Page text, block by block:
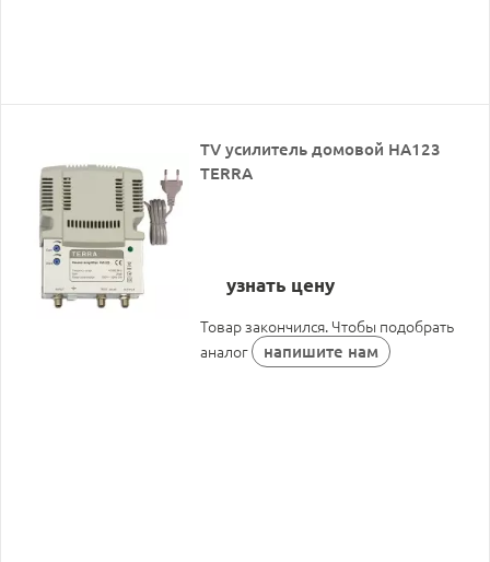
TV усилитель домовой HA123
TERRA
узнать цену
Товар закончился. Чтобы подобрать
аналог
напишите нам